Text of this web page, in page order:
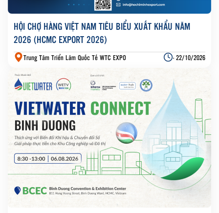
HỘI CHỢ HÀNG VIỆT NAM TIÊU BIỂU XUẤT KHẨU NĂM
2026 (HCMC EXPORT 2026)
Trung Tâm Triển Lãm Quốc Tế WTC EXPO - 22/10/2026